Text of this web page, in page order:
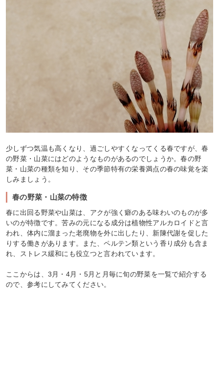
少しずつ気温も高くなり、過ごしやすくなってくる春ですが、春
の野菜・山菜にはどのようなものがあるのでしょうか。春の野
菜・山菜の種類を知り、その季節特有の栄養満点の春の味覚を楽
しみましょう。
春の野菜・山菜の特徴
春に出回る野菜や山菜は、アクが強く癖のある味わいのものが多
いのが特徴です。苦みの元になる成分は植物性アルカロイドと言
われ、体内に溜まった老廃物を外に出したり、新陳代謝を促した
りする働きがあります。また、ペルテン類という香り成分も含ま
れ、ストレス緩和にも役立つと言われています。
ここからは、3月・4月・5月と月毎に旬の野菜を一覧で紹介する
ので、参考にしてみてください。